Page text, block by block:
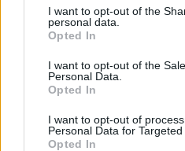
I want to opt-out of the
personal data.
Opted In
I want to opt-out of the
Personal Data.
Opted In
I want to opt-out of
Personal Data for Targeted
Opted In
GALÉRIA TOVÁBBI